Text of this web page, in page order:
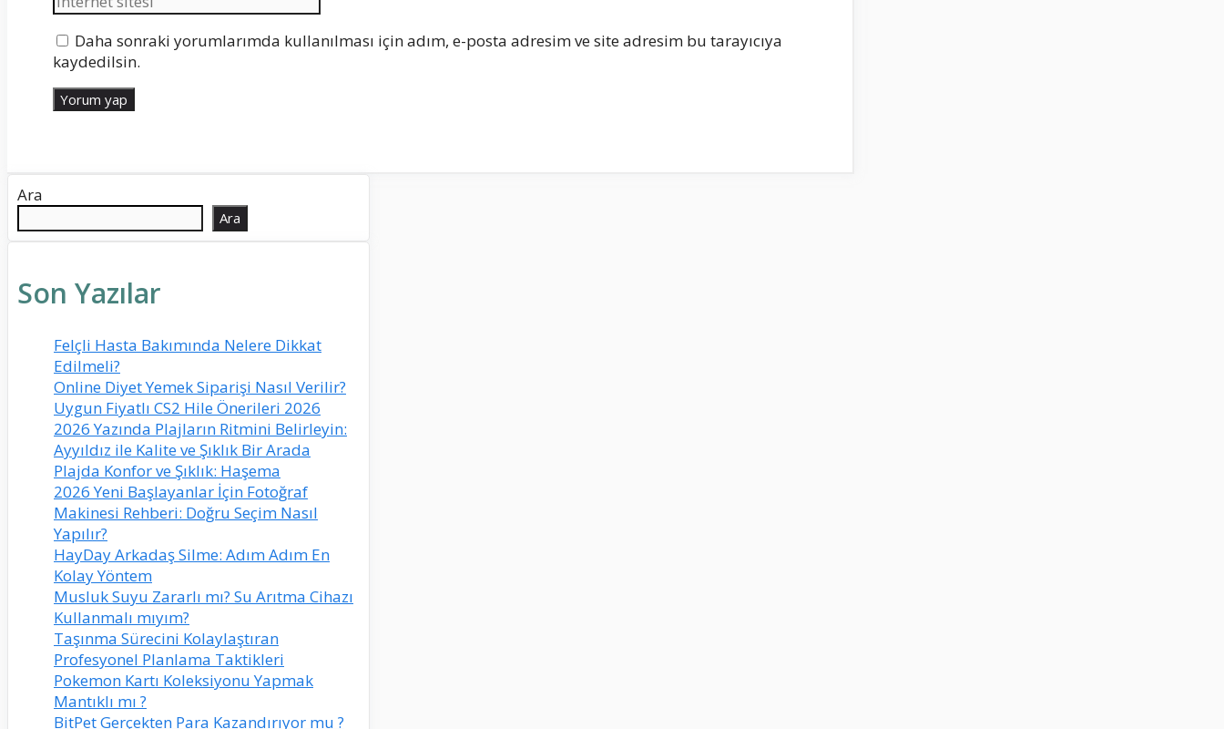
Daha sonraki yorumlarımda kullanılması için adım, e-posta adresim ve site adresim bu tarayıcıya
kaydedilsin.
Ara
Ara
Son Yazılar
Felçli Hasta Bakımında Nelere Dikkat
Edilmeli?
Online Diyet Yemek Siparişi Nasıl Verilir?
Uygun Fiyatlı CS2 Hile Önerileri 2026
2026 Yazında Plajların Ritmini Belirleyin:
Ayyıldız ile Kalite ve Şıklık Bir Arada
Plajda Konfor ve Şıklık: Haşema
2026 Yeni Başlayanlar İçin Fotoğraf
Makinesi Rehberi: Doğru Seçim Nasıl
Yapılır?
HayDay Arkadaş Silme: Adım Adım En
Kolay Yöntem
Musluk Suyu Zararlı mı? Su Arıtma Cihazı
Kullanmalı mıyım?
Taşınma Sürecini Kolaylaştıran
Profesyonel Planlama Taktikleri
Pokemon Kartı Koleksiyonu Yapmak
Mantıklı mı ?
BitPet Gerçekten Para Kazandırıyor mu ?